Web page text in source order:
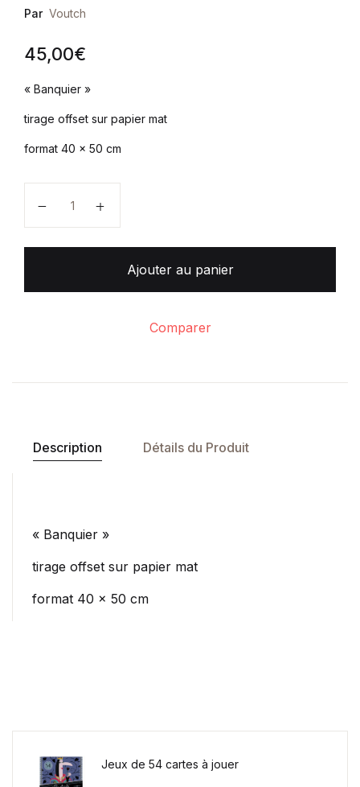
Par Voutch
45,00€
« Banquier »
tirage offset sur papier mat
format 40 x 50 cm
Ajouter au panier
Comparer
Description Détails du Produit
« Banquier »
tirage offset sur papier mat
format 40 x 50 cm
Jeux de 54 cartes à jouer